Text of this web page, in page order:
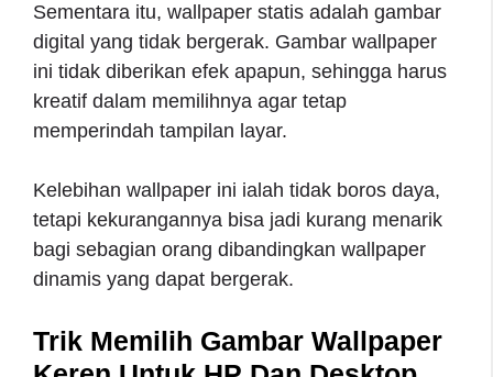
Sementara itu, wallpaper statis adalah gambar
digital yang tidak bergerak. Gambar wallpaper
ini tidak diberikan efek apapun, sehingga harus
kreatif dalam memilihnya agar tetap
memperindah tampilan layar.
Kelebihan wallpaper ini ialah tidak boros daya,
tetapi kekurangannya bisa jadi kurang menarik
bagi sebagian orang dibandingkan wallpaper
dinamis yang dapat bergerak.
Trik Memilih Gambar Wallpaper